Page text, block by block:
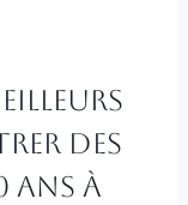
des
ans à